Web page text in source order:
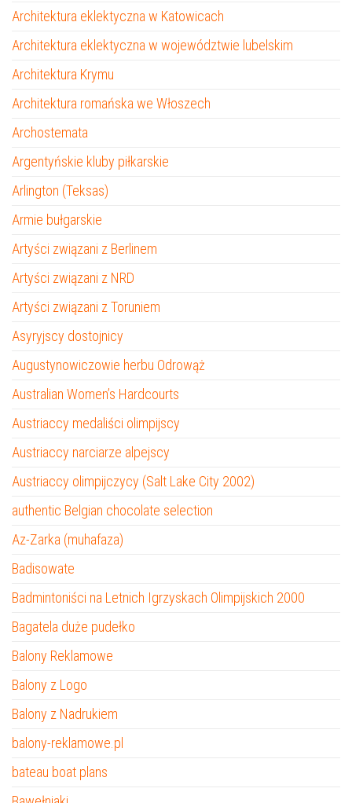
Architektura eklektyczna w Katowicach
Architektura eklektyczna w województwie lubelskim
Architektura Krymu
Architektura romańska we Włoszech
Archostemata
Argentyńskie kluby piłkarskie
Arlington (Teksas)
Armie bułgarskie
Artyści związani z Berlinem
Artyści związani z NRD
Artyści związani z Toruniem
Asyryjscy dostojnicy
Augustynowiczowie herbu Odrowąż
Australian Women’s Hardcourts
Austriaccy medaliści olimpijscy
Austriaccy narciarze alpejscy
Austriaccy olimpijczycy (Salt Lake City 2002)
authentic Belgian chocolate selection
Az-Zarka (muhafaza)
Badisowate
Badmintoniści na Letnich Igrzyskach Olimpijskich 2000
Bagatela duże pudełko
Balony Reklamowe
Balony z Logo
Balony z Nadrukiem
balony-reklamowe.pl
bateau boat plans